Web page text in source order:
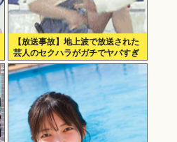
【放送事故】地上波で放送された
芸人のセクハラがガチでヤバすぎ
る…